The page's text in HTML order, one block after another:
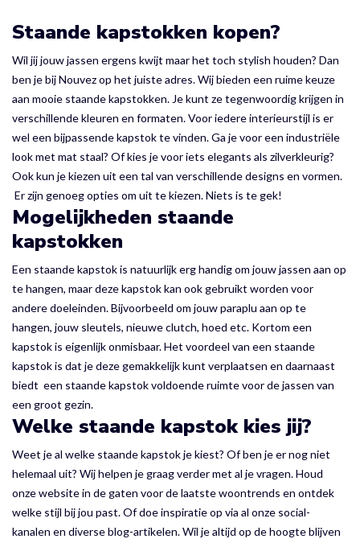
Staande kapstokken kopen?
Wil jij jouw jassen ergens kwijt maar het toch stylish houden? Dan
ben je bij Nouvez op het juiste adres. Wij bieden een ruime keuze
aan mooie staande kapstokken. Je kunt ze tegenwoordig krijgen in
verschillende kleuren en formaten. Voor iedere interieurstijl is er
wel een bijpassende kapstok te vinden. Ga je voor een industriële
look met mat staal? Of kies je voor iets elegants als zilverkleurig?
Ook kun je kiezen uit een tal van verschillende designs en vormen.
Er zijn genoeg opties om uit te kiezen. Niets is te gek!
Mogelijkheden staande
kapstokken
Een staande kapstok is natuurlijk erg handig om jouw jassen aan op
te hangen, maar deze kapstok kan ook gebruikt worden voor
andere doeleinden. Bijvoorbeeld om jouw paraplu aan op te
hangen, jouw sleutels, nieuwe clutch, hoed etc. Kortom een
kapstok is eigenlijk onmisbaar. Het voordeel van een staande
kapstok is dat je deze gemakkelijk kunt verplaatsen en daarnaast
biedt een staande kapstok voldoende ruimte voor de jassen van
een groot gezin.
Welke staande kapstok kies jij?
Weet je al welke staande kapstok je kiest? Of ben je er nog niet
helemaal uit? Wij helpen je graag verder met al je vragen. Houd
onze website in de gaten voor de laatste woontrends en ontdek
welke stijl bij jou past. Of doe inspiratie op via al onze social-
kanalen en diverse blog-artikelen. Wil je altijd op de hoogte blijven